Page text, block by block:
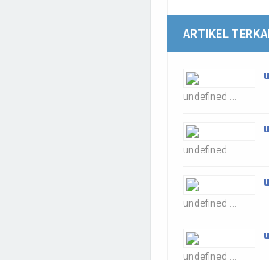
ARTIKEL
undefined ...
undefined ...
undefined ...
undefined ...